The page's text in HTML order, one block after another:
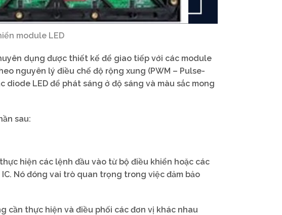
module LED
dụng được thiết kế để giao tiếp với các module
nguyên lý điều chế độ rộng xung (PWM – Pulse-
LED để phát sáng ở độ sáng và màu sắc mong
sau:
hiện các lệnh đầu vào từ bộ điều khiển hoặc các
Nó đóng vai trò quan trọng trong việc đảm bảo
cần thực hiện và điều phối các đơn vị khác nhau